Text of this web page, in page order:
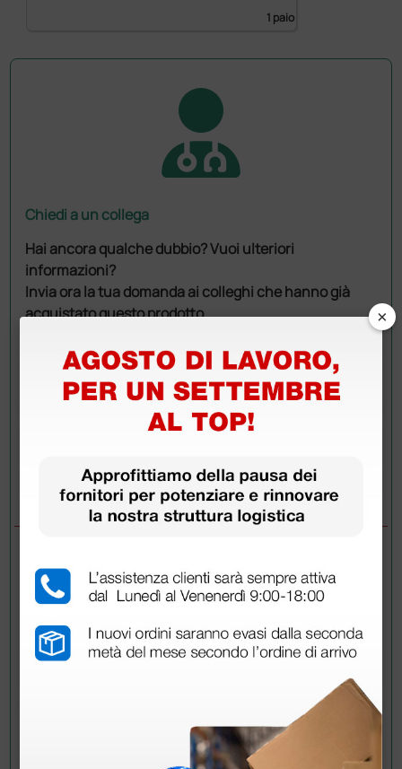
1 paio
Chiedi a un collega
Hai ancora qualche dubbio? Vuoi ulteriori
informazioni?
Invia ora la tua domanda ai colleghi che hanno già
acquistato questo prodotto.
Invia la tua domanda
DOMANDE/RISPOSTE
DOMANDA
Buongiorno, potrei sapere se la calzata è
grande o regolare? Calzo 38 e sono indecisa
se acquistare 37-38 o 38-39. Grazie mille
- 03/09/2020
Gentile cliente, la calzata è regolare. Ad ogni
×